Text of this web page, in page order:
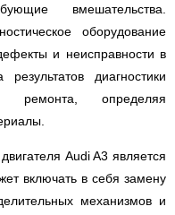
вмешательства.
оборудование
и неисправности в
диагностики
ремонта, определяя
Audi A3 является
включать в себя замену
механизмов и